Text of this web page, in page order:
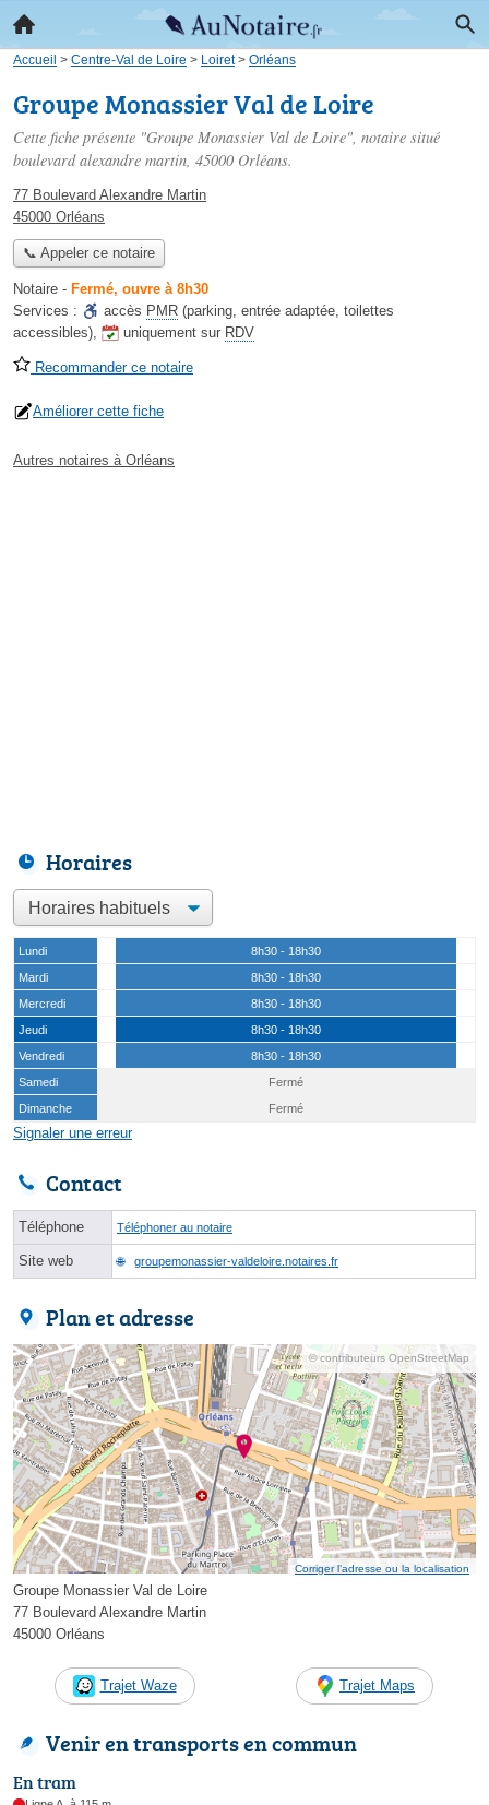
Accueil > Centre-Val de Loire > Loiret> Orléans
Groupe Monassier Val de Loire
Cette fiche présente "Groupe Monassier Val de Loire", notaire situé
boulevard alexandre martin, 45000 Orléans.
77 Boulevard Alexandre Martin
45000 Orléans
📞 Appeler ce notaire
Notaire - Fermé, ouvre à 8h30
Services :
accès PMR (parking, entrée adaptée, toilettes
accessibles), uniquement sur RDV
Recommander ce notaire
Améliorer cette fiche
Autres notaires à Orléans
Horaires
Lundi
8h30 - 18h30
Mardi
8h30 - 18h30
Mercredi
8h30 - 18h30
Jeudi
8h30 - 18h30
Vendredi
8h30 - 18h30
Samedi
Fermé
Dimanche
Fermé
Signaler une erreur
Contact
Téléphone Téléphoner au notaire
Site web groupemonassier-valdeloire.notaires.fr
Plan et adresse
© contributeurs OpenStreetMap
Corriger l’adresse ou la localisation
Groupe Monassier Val de Loire
77 Boulevard Alexandre Martin
45000 Orléans
Trajet Waze Trajet Maps
Venir en transports en commun
En tram